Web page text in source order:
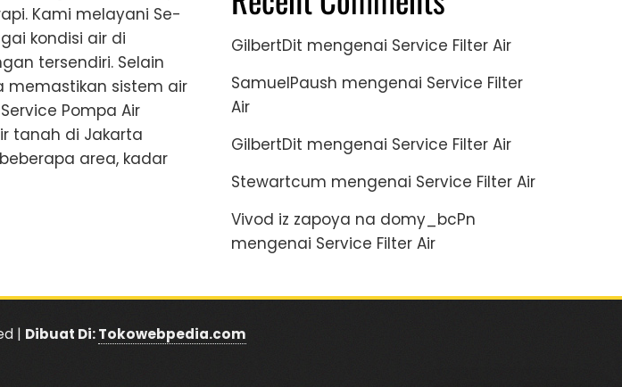
Kami melayani Se-
kondisi air di
tersendiri. Selain
memastikan sistem air
Pompa Air
tanah di Jakarta
area, kadar
GilbertDit mengenai Service Filter Air
SamuelPaush mengenai Service Filter
Air
GilbertDit mengenai Service Filter Air
Stewartcum mengenai Service Filter Air
Vivod iz zapoya na domy_bcPn
mengenai Service Filter Air
| Dibuat Di:Tokowebpedia.com